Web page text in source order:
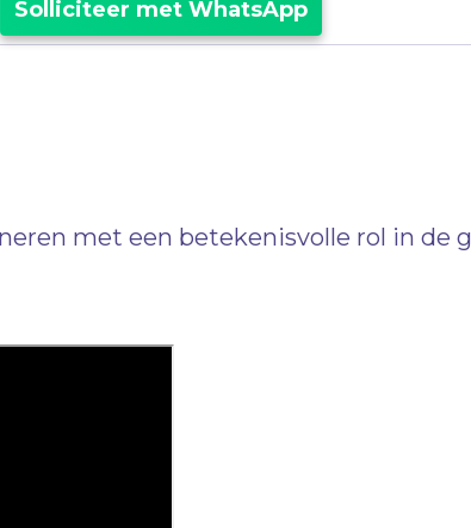
Solliciteer met WhatsApp
met een betekenisvolle rol in de